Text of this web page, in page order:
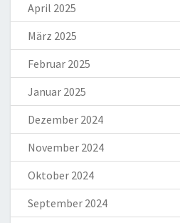
April 2025
März 2025
Februar 2025
Januar 2025
Dezember 2024
November 2024
Oktober 2024
September 2024